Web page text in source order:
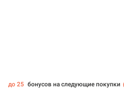
до 25 бонусов на следующие покупки